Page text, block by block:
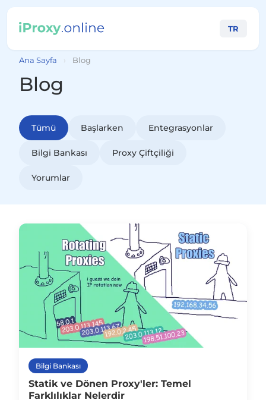
TR
Ana Sayfa › Blog
Blog
Tümü Başlarken Entegrasyonlar
Bilgi Bankası Proxy Çiftçiliği
Yorumlar
Bilgi Bankası
Statik ve Dönen Proxy'ler: Temel
Farklılıklar Nelerdir